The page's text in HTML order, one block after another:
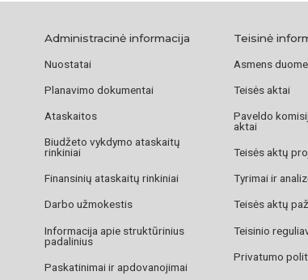
Administracinė informacija
Nuostatai
Planavimo dokumentai
Ataskaitos
Biudžeto vykdymo ataskaitų
rinkiniai
Finansinių ataskaitų rinkiniai
Darbo užmokestis
Informacija apie struktūrinius
padalinius
Paskatinimai ir apdovanojimai
Teisinė
Asmens
Teisės aktai
Paveldo
aktai
Teisės aktų
Tyrimai ir
Teisės aktų
Teisinio
Privatumo